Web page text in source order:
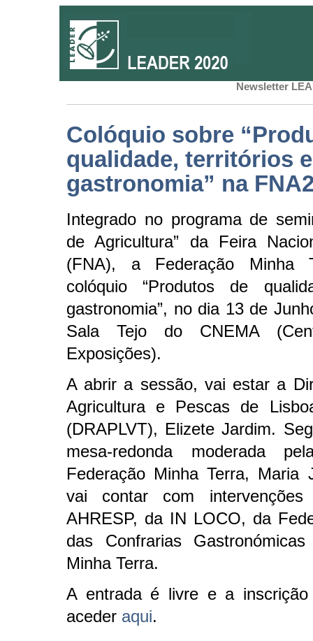
Newsletter
Colóquio sobre
qualidade, territórios e
gastronomia” na
Integrado no programa de
de Agricultura” da Feira
(FNA), a Federação Minha
colóquio “Produtos de
gastronomia”, no dia 13 de
Sala Tejo do CNEMA
Exposições).
A abrir a sessão, vai estar a
Agricultura e Pescas de
(DRAPLVT), Elizete Jardim.
mesa-redonda moderada
Federação Minha Terra, Maria
vai contar com
AHRESP, da IN LOCO, da
das Confrarias
Minha Terra.
A entrada é livre e a inscrição
aceder aqui.